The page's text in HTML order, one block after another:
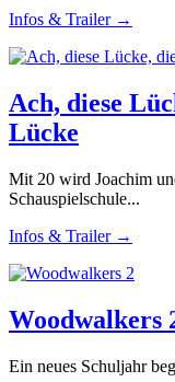
Infos & Trailer →
Ach, diese
Lücke
Mit 20 wird Joachim
Schauspielschule...
Infos & Trailer →
Woodwalkers
Ein neues Schuljahr